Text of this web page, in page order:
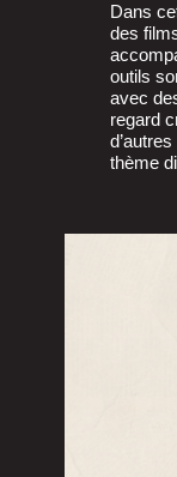
Dans
des
outils
avec
regard
thème